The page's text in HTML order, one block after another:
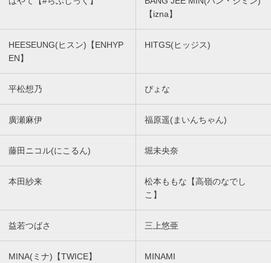
【izna】
HEESEUNG(ヒスン)【ENHYP
EN】
HITGS(ヒッジス)
平松想乃 ぴょな
廣瀬麻伊 福原遥(まいんちゃん)
藤田ニコル(にこるん) 堀未央奈
本田紗来
松本ももな【高嶺のなでし
こ】
益若つばさ 三上悠亜
MINA(ミナ)【TWICE】 MINAMI